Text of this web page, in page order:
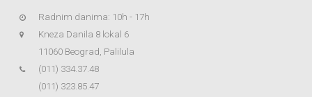
Radnim danima: 10h - 17h
Kneza Danila 8 lokal 6
11060 Beograd, Palilula
(011) 334.37.48
(011) 323.85.47